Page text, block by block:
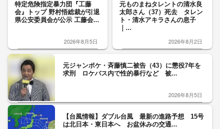
特定危険指定暴力団『工藤
会』トップ 野村悟総裁が引退
県公安委員会が公示 工藤会...
2026年8月5日
元ものまねタレントの清水良
太郎さん（37）死去 タレン
ト・清水アキラさんの息子
｜...
2026年8月2日
元ジャンポケ・斉藤慎二被告（43）に懲役7年を
求刑 ロケバス内で性的暴行など 被...
2026年8月5日
【台風情報】ダブル台風 最新の進路予想 15号
は北日本・東日本へ お盆休みの交通...